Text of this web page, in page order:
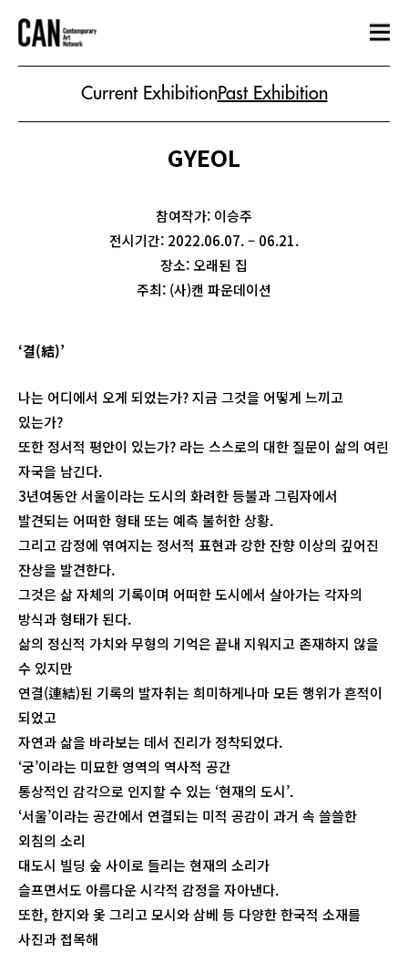
Current ExhibitionPast Exhibition
GYEOL
참여작가: 이승주
전시기간: 2022.06.07. – 06.21.
장소: 오래된 집
주최: (사)캔 파운데이션
‘결(結)’
나는 어디에서 오게 되었는가? 지금 그것을 어떻게 느끼고
있는가?
또한 정서적 평안이 있는가? 라는 스스로의 대한 질문이 삶의 여린
자국을 남긴다.
3년여동안 서울이라는 도시의 화려한 등불과 그림자에서
발견되는 어떠한 형태 또는 예측 불허한 상황.
그리고 감정에 엮여지는 정서적 표현과 강한 잔향 이상의 깊어진
잔상을 발견한다.
그것은 삶 자체의 기록이며 어떠한 도시에서 살아가는 각자의
방식과 형태가 된다.
삶의 정신적 가치와 무형의 기억은 끝내 지워지고 존재하지 않을
수 있지만
연결(連結)된 기록의 발자취는 희미하게나마 모든 행위가 흔적이
되었고
자연과 삶을 바라보는 데서 진리가 정착되었다.
‘궁’이라는 미묘한 영역의 역사적 공간
통상적인 감각으로 인지할 수 있는 ‘현재의 도시’.
‘서울’이라는 공간에서 연결되는 미적 공감이 과거 속 쓸쓸한
외침의 소리
대도시 빌딩 숲 사이로 들리는 현재의 소리가
슬프면서도 아름다운 시각적 감정을 자아낸다.
또한, 한지와 옻 그리고 모시와 삼베 등 다양한 한국적 소재를
사진과 접목해